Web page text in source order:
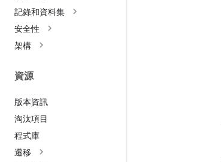
記錄和資料集
安全性
架構
資源
版本資訊
淘汰項目
程式庫
遷移